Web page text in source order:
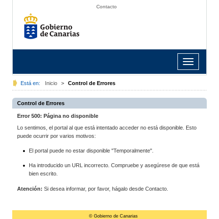
Contacto
Toggle
navigation
Está en: Inicio > Control de Errores
Control de Errores
Error 500: Página no disponible
Lo sentimos, el portal al que está intentado acceder no está disponible. Esto
puede ocurrir por varios motivos:
El portal puede no estar disponible "Temporalmente".
Ha introducido un URL incorrecto. Compruebe y asegúrese de que está
bien escrito.
Atención: Si desea informar, por favor, hágalo desde Contacto.
© Gobierno de Canarias